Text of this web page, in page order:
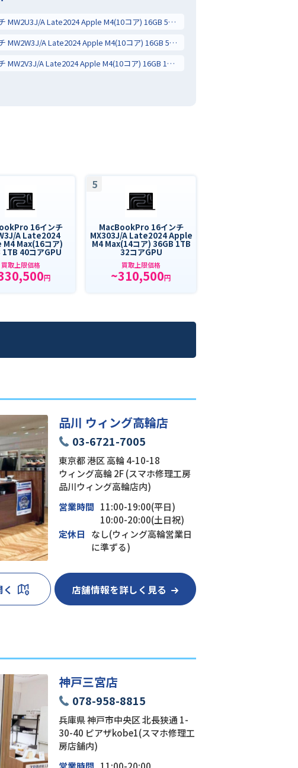
MacBookPro 14インチ MW2U3J/A Late2024 Apple M4(10コア) 16GB 512GB 10コアGPU
MacBookPro 14インチ MW2W3J/A Late2024 Apple M4(10コア) 16GB 512GB 10コアGPU
MacBookPro 14インチ MW2V3J/A Late2024 Apple M4(10コア) 16GB 1TB 10コアGPU
16インチ
A Late2024
Max(16コア)
1TB 40コアGPU
買取上限価格
円
5
MacBookPro 16インチ
MX303J/A Late2024 Apple
M4 Max(14コア) 36GB 1TB
32コアGPU
買取上限価格
~310,500円
品川 ウィング高輪店
03-6721-7005
東京都 港区 高輪 4-10-18
ウィング高輪 2F (スマホ修理工房
品川ウィング高輪店内)
営業時間 11:00-19:00(平日)
10:00-20:00(土日祝)
定休日
なし(ウィング高輪営業日
に準ずる)
店舗情報を詳しく見る
神戸三宮店
078-958-8815
兵庫県 神戸市中央区 北長狭通 1-
30-40 ピアザkobe1(スマホ修理工
房店舗内)